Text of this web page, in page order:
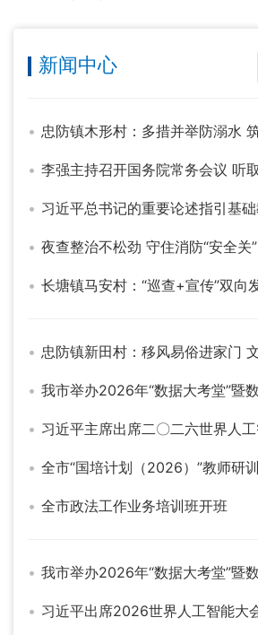
新闻中心
夜查整治不松劲 守住消防“安全关”
全市政法工作业务培训班开班